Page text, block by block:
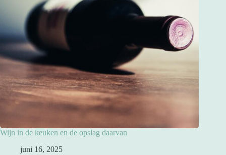
Wijn in de keuken en de opslag daarvan
juni 16, 2025